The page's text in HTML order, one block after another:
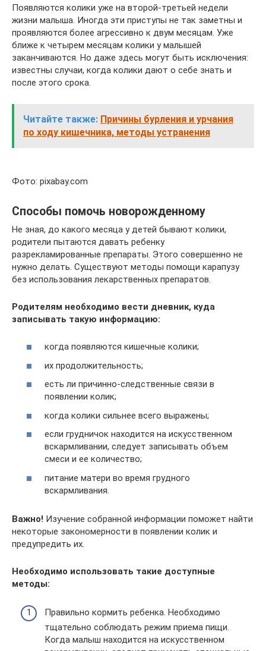
Появляются колики уже на второй-третьей недели
жизни малыша. Иногда эти приступы не так заметны и
проявляются более агрессивно к двум месяцам. Уже
ближе к четырем месяцам колики у малышей
заканчиваются. Но даже здесь могут быть исключения:
известны случаи, когда колики дают о себе знать и
после этого срока.
Читайте также: Причины бурления и урчания
по ходу кишечника, методы устранения
Фото: pixabay.com
Способы помочь новорожденному
Не зная, до какого месяца у детей бывают колики,
родители пытаются давать ребенку
разрекламированные препараты. Этого совершенно не
нужно делать. Существуют методы помощи карапузу
без использования лекарственных препаратов.
Родителям необходимо вести дневник, куда
записывать такую информацию:
когда появляются кишечные колики;
их продолжительность;
есть ли причинно-следственные связи в
появлении колик;
когда колики сильнее всего выражены;
если грудничок находится на искусственном
вскармливании, следует записывать объем
смеси и ее количество;
питание матери во время грудного
вскармливания.
Важно! Изучение собранной информации поможет найти
некоторые закономерности в появлении колик и
предупредить их.
Необходимо использовать такие доступные
методы:
Правильно кормить ребенка. Необходимо
тщательно соблюдать режим приема пищи.
Когда малыш находится на искусственном